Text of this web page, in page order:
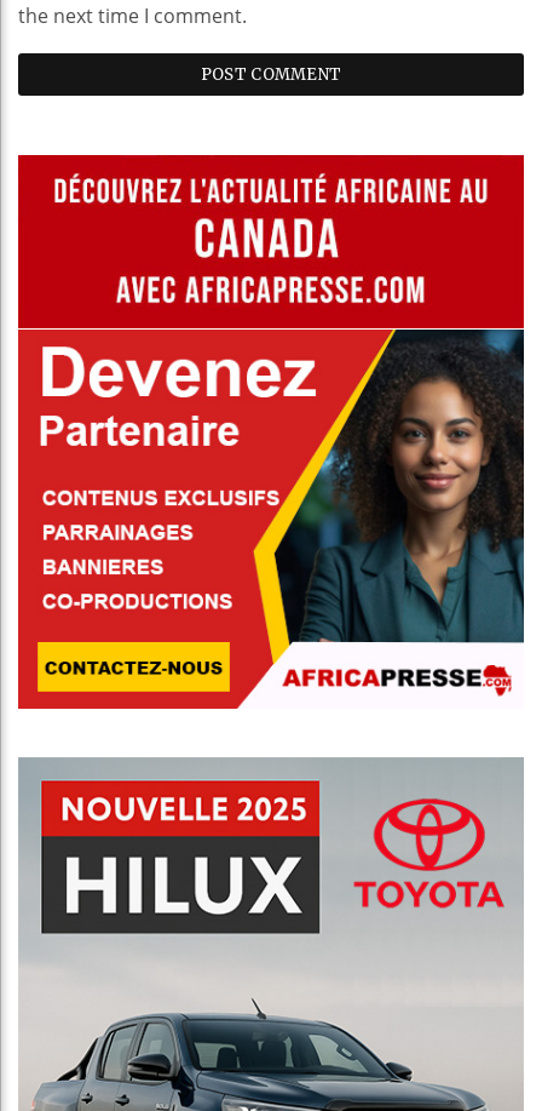
the next time I comment.